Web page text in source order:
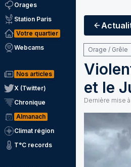
Orages
Station Paris
Votre quartier
Webcams
Nos articles
X (Twitter)
Chronique
Almanach
Climat région
T°C records
Orage / Grêle
et le
Dernière mise